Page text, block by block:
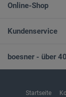
Online-Shop
Kundenservice
boesner - über
Startseite